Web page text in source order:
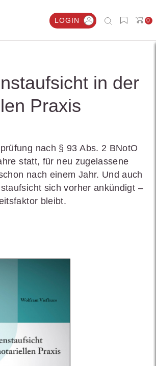
LOGIN 0
in der
Praxis
nach § 93 Abs. 2 BNotO
statt, für neu zugelassene
nach einem Jahr. Und auch
sich vorher ankündigt –
bleibt.